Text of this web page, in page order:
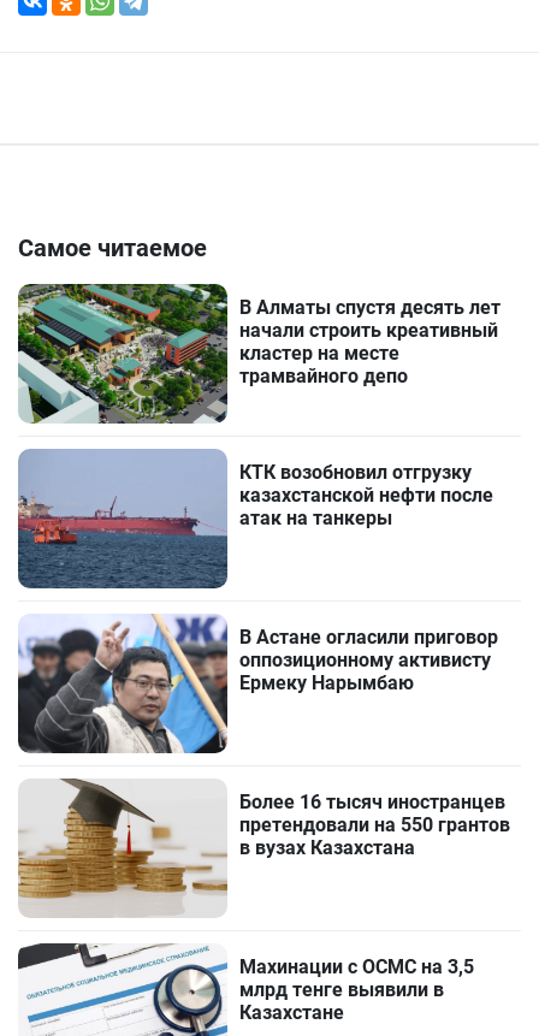
Самое читаемое
В Алматы спустя десять лет
начали строить креативный
кластер на месте
трамвайного депо
КТК возобновил отгрузку
казахстанской нефти после
атак на танкеры
В Астане огласили приговор
оппозиционному активисту
Ермеку Нарымбаю
Более 16 тысяч иностранцев
претендовали на 550 грантов
в вузах Казахстана
Махинации с ОСМС на 3,5
млрд тенге выявили в
Казахстане